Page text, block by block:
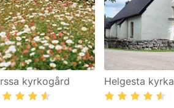
kyrkogård Helgesta kyrka